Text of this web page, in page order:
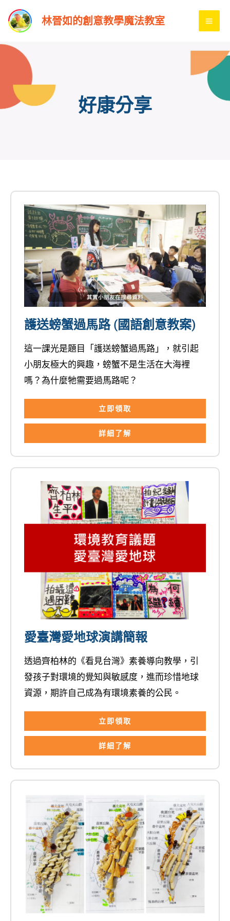
林晉如的創意教學魔法教室
好康分享
護送螃蟹過馬路 (國語創意教案)
這一課光是題目「護送螃蟹過馬路」，就引起
小朋友極大的興趣，螃蟹不是生活在大海裡
嗎？為什麼牠需要過馬路呢？
立即領取
詳細了解
愛臺灣愛地球演講簡報
透過齊柏林的《看見台灣》素養導向教學，引
發孩子對環境的覺知與敏感度，進而珍惜地球
資源，期許自己成為有環境素養的公民。
立即領取
詳細了解